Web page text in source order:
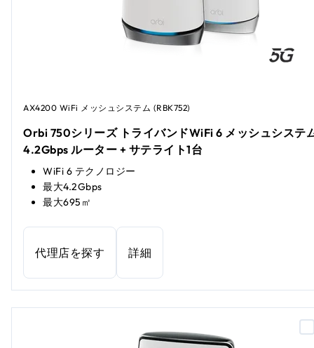
AX4200 WiFi メッシュシステム (RBK752)
Orbi 750シリーズ トライバンドWiFi 6 メッシュシステ
4.2Gbps ルーター + サテライト1台
WiFi 6 テクノロジー
最大4.2Gbps
最大695㎡
代理店を探す 詳細